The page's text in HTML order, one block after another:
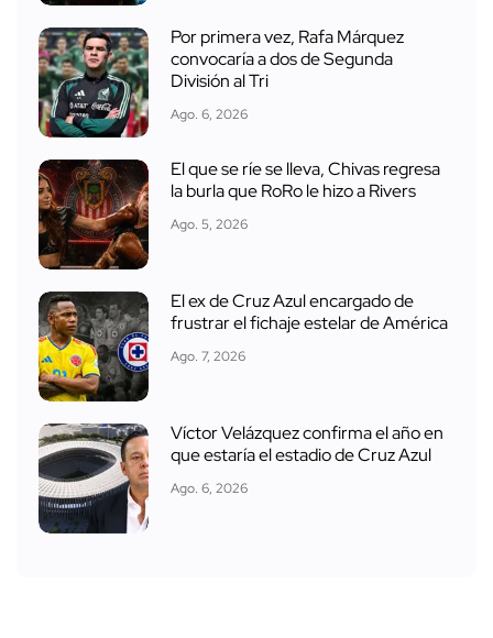
Por primera vez, Rafa Márquez
convocaría a dos de Segunda
División al Tri
Ago. 6, 2026
El que se ríe se lleva, Chivas regresa
la burla que RoRo le hizo a Rivers
Ago. 5, 2026
El ex de Cruz Azul encargado de
frustrar el fichaje estelar de América
Ago. 7, 2026
Víctor Velázquez confirma el año en
que estaría el estadio de Cruz Azul
Ago. 6, 2026